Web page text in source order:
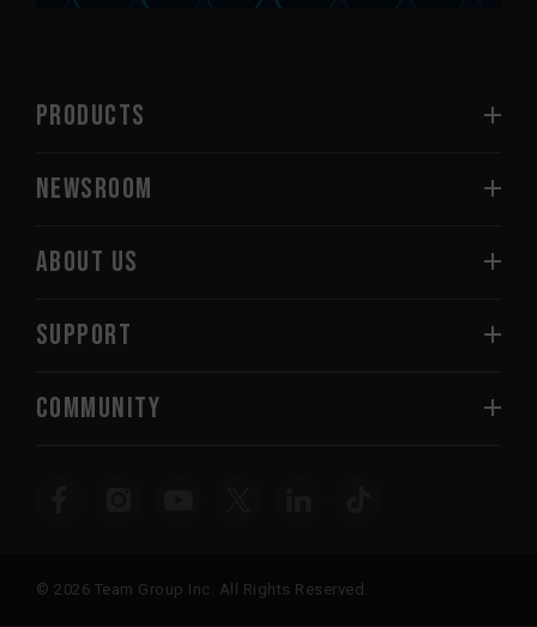
PRODUCTS
NEWSROOM
ABOUT US
SUPPORT
COMMUNITY
© 2026 Team Group Inc. All Rights Reserved.